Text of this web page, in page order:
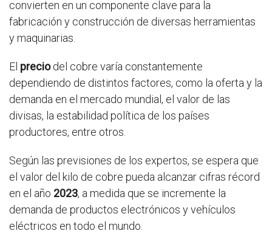
convierten en un componente clave para la
fabricación y construcción de diversas herramientas
y maquinarias.
El preciodel cobre varía constantemente
dependiendo de distintos factores, como la oferta y la
demanda en el mercado mundial, el valor de las
divisas, la estabilidad política de los países
productores, entre otros.
Según las previsiones de los expertos, se espera que
el valor del kilo de cobre pueda alcanzar cifras récord
en el año 2023, a medida que se incremente la
demanda de productos electrónicos y vehículos
eléctricos en todo el mundo.